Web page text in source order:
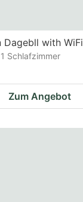
with WiFi
1 Schlafzimmer
Zum Angebot